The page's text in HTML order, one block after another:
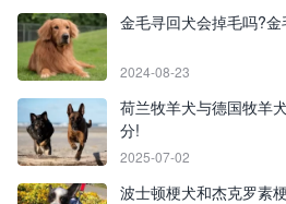
金毛寻回犬会掉毛吗?
2024-08-23
荷兰牧羊犬与德国牧羊
分!
2025-07-02
波士顿梗犬和杰克罗素